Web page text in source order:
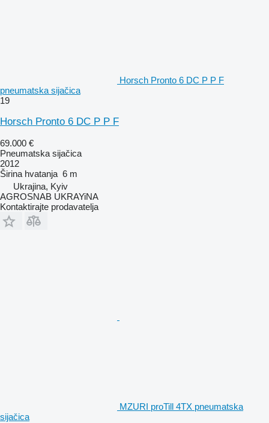
Horsch Pronto 6 DC P P F
pneumatska sijačica
19
Horsch Pronto 6 DC P P F
69.000 €
Pneumatska sijačica
2012
Širina hvatanja 6 m
Ukrajina, Kyiv
AGROSNAB UKRAYiNA
Kontaktirajte prodavatelja
MZURI proTill 4TX pneumatska
sijačica